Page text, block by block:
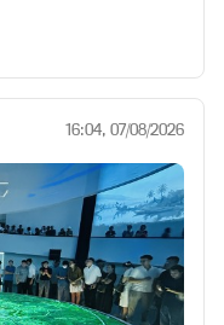
16:04, 07/08/2026